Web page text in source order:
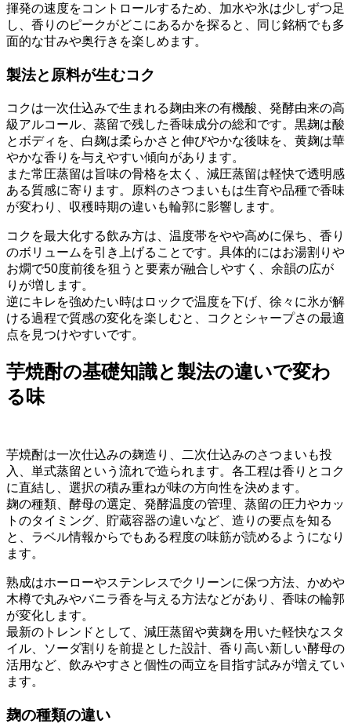
揮発の速度をコントロールするため、加水や氷は少しずつ足
し、香りのピークがどこにあるかを探ると、同じ銘柄でも多
面的な甘みや奥行きを楽しめます。
製法と原料が生むコク
コクは一次仕込みで生まれる麹由来の有機酸、発酵由来の高
級アルコール、蒸留で残した香味成分の総和です。黒麹は酸
とボディを、白麹は柔らかさと伸びやかな後味を、黄麹は華
やかな香りを与えやすい傾向があります。
また常圧蒸留は旨味の骨格を太く、減圧蒸留は軽快で透明感
ある質感に寄ります。原料のさつまいもは生育や品種で香味
が変わり、収穫時期の違いも輪郭に影響します。
コクを最大化する飲み方は、温度帯をやや高めに保ち、香り
のボリュームを引き上げることです。具体的にはお湯割りや
お燗で50度前後を狙うと要素が融合しやすく、余韻の広が
りが増します。
逆にキレを強めたい時はロックで温度を下げ、徐々に氷が解
ける過程で質感の変化を楽しむと、コクとシャープさの最適
点を見つけやすいです。
芋焼酎の基礎知識と製法の違いで変わ
る味
芋焼酎は一次仕込みの麹造り、二次仕込みのさつまいも投
入、単式蒸留という流れで造られます。各工程は香りとコク
に直結し、選択の積み重ねが味の方向性を決めます。
麹の種類、酵母の選定、発酵温度の管理、蒸留の圧力やカッ
トのタイミング、貯蔵容器の違いなど、造りの要点を知る
と、ラベル情報からでもある程度の味筋が読めるようになり
ます。
熟成はホーローやステンレスでクリーンに保つ方法、かめや
木樽で丸みやバニラ香を与える方法などがあり、香味の輪郭
が変化します。
最新のトレンドとして、減圧蒸留や黄麹を用いた軽快なスタ
イル、ソーダ割りを前提とした設計、香り高い新しい酵母の
活用など、飲みやすさと個性の両立を目指す試みが増えてい
ます。
麹の種類の違い